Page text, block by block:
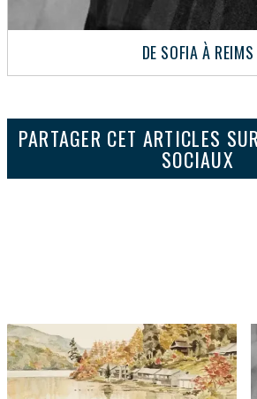
DE SOFIA À REIMS
PARTAGER CET ARTICLES
SOCIAUX